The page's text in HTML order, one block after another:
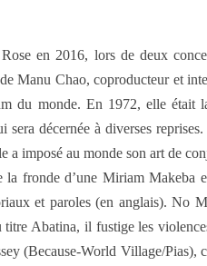
en 2016, lors de deux
Manu Chao, coproducteur et
du monde. En 1972, elle était
décernée à diverses
imposé au monde son art de
fronde d’une Miriam Makeba
et paroles (en anglais). No
Abatina, il fustige les
(Because-World Village/Pias),